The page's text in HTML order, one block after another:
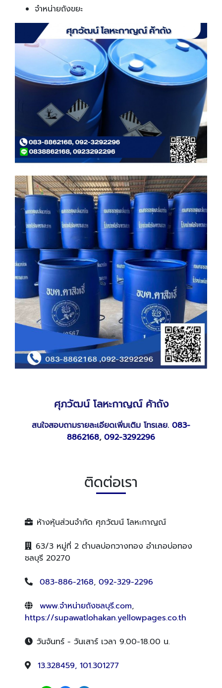
จำหน่ายถังขยะ
ศุภวัฒน์ โลหะกาญณ์ ค้าถัง
สนใจสอบถามรายละเอียดเพิ่มเติม โทรเลย. 083-
8862168, 092-3292296
ติดต่อเรา
ห้างหุ้นส่วนจำกัด ศุภวัฒน์ โลหะกาญณ์
63/3 หมู่ที่ 2 ตำบลบ่อกวางทอง อำเภอบ่อทอง
ชลบุรี 20270
083-886-2168, 092-329-2296
www.จำหน่ายถังชลบุรี.com,
https://supawatlohakan.yellowpages.co.th
วันจันทร์ - วันเสาร์ เวลา 9.00-18.00 น.
13.328459, 101.301277